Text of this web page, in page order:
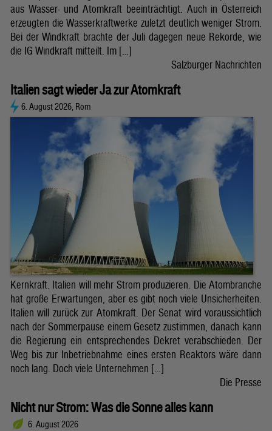
aus Wasser- und Atomkraft beeinträchtigt. Auch in Österreich
erzeugten die Wasserkraftwerke zuletzt deutlich weniger Strom.
Bei der Windkraft brachte der Juli dagegen neue Rekorde, wie
die IG Windkraft mitteilt. Im […]
Salzburger Nachrichten
Italien sagt wieder Ja zur Atomkraft
6. August 2026, Rom
Kernkraft. Italien will mehr Strom produzieren. Die Atombranche
hat große Erwartungen, aber es gibt noch viele Unsicherheiten.
Italien will zurück zur Atomkraft. Der Senat wird voraussichtlich
nach der Sommerpause einem Gesetz zustimmen, danach kann
die Regierung ein entsprechendes Dekret verabschieden. Der
Weg bis zur Inbetriebnahme eines ersten Reaktors wäre dann
noch lang. Doch viele Unternehmen […]
Die Presse
Nicht nur Strom: Was die Sonne alles kann
6. August 2026